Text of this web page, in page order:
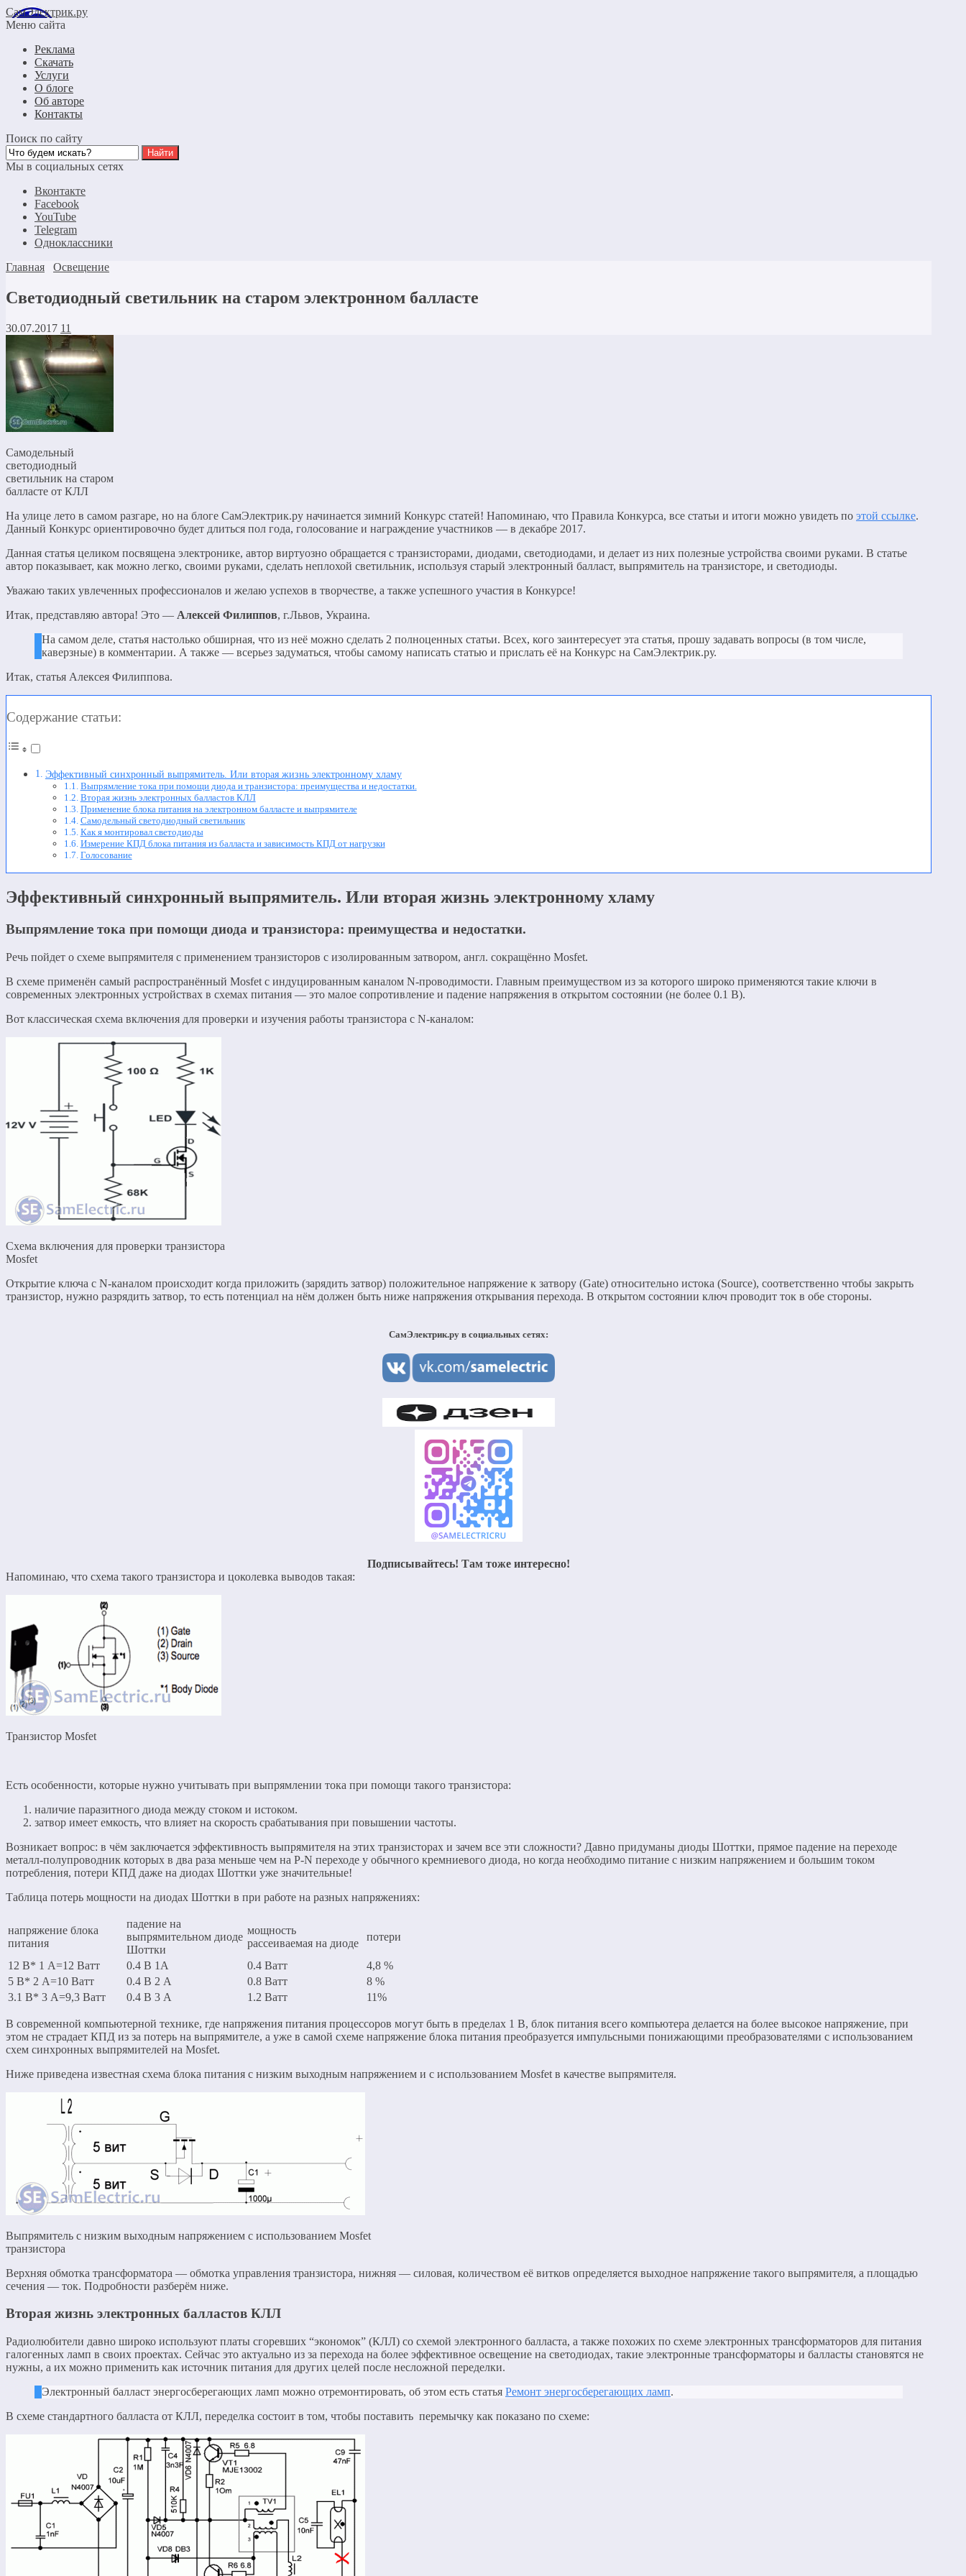
СамЭлектрик.ру
Меню сайта
Реклама
Скачать
Услуги
О блоге
Об авторе
Контакты
Поиск по сайту
Мы в социальных сетях
Вконтакте
Facebook
YouTube
Telegram
Одноклассники
Главная
Освещение
Светодиодный светильник на старом электронном балласте
30.07.2017 11
Самодельный
светодиодный
светильник на старом
балласте от КЛЛ
На улице лето в самом разгаре, но на блоге СамЭлектрик.ру начинается зимний Конкурс статей! Напоминаю, что Правила Конкурса, все статьи и итоги можно увидеть по этой ссылке.
Данный Конкурс ориентировочно будет длиться пол года, голосование и награждение участников — в декабре 2017.
Данная статья целиком посвящена электронике, автор виртуозно обращается с транзисторами, диодами, светодиодами, и делает из них полезные устройства своими руками. В статье
автор показывает, как можно легко, своими руками, сделать неплохой светильник, используя старый электронный балласт, выпрямитель на транзисторе, и светодиоды.
Уважаю таких увлеченных профессионалов и желаю успехов в творчестве, а также успешного участия в Конкурсе!
Итак, представляю автора! Это — Алексей Филиппов, г.Львов, Украина.
На самом деле, статья настолько обширная, что из неё можно сделать 2 полноценных статьи. Всех, кого заинтересует эта статья, прошу задавать вопросы (в том числе,
каверзные) в комментарии. А также — всерьез задуматься, чтобы самому написать статью и прислать её на Конкурс на СамЭлектрик.ру.
Итак, статья Алексея Филиппова.
Содержание статьи:
Эффективный синхронный выпрямитель. Или вторая жизнь электронному хламу
Выпрямление тока при помощи диода и транзистора: преимущества и недостатки.
Вторая жизнь электронных балластов КЛЛ
Применение блока питания на электронном балласте и выпрямителе
Самодельный светодиодный светильник
Как я монтировал светодиоды
Измерение КПД блока питания из балласта и зависимость КПД от нагрузки
Голосование
Эффективный синхронный выпрямитель. Или вторая жизнь электронному хламу
Выпрямление тока при помощи диода и транзистора: преимущества и недостатки.
Речь пойдет о схеме выпрямителя с применением транзисторов с изолированным затвором, англ. сокращённо Mosfet.
В схеме применён самый распространённый Mosfet с индуцированным каналом N-проводимости. Главным преимуществом из за которого широко применяются такие ключи в
современных электронных устройствах в схемах питания — это малое сопротивление и падение напряжения в открытом состоянии (не более 0.1 В).
Вот классическая схема включения для проверки и изучения работы транзистора с N-каналом:
Схема включения для проверки транзистора
Mosfet
Открытие ключа с N-каналом происходит когда приложить (зарядить затвор) положительное напряжение к затвору (Gate) относительно истока (Source), соответственно чтобы закрыть
транзистор, нужно разрядить затвор, то есть потенциал на нём должен быть ниже напряжения открывания перехода. В открытом состоянии ключ проводит ток в обе стороны.
СамЭлектрик.ру в социальных сетях:
Подписывайтесь! Там тоже интересно!
Напоминаю, что схема такого транзистора и цоколевка выводов такая:
Транзистор Mosfet
Есть особенности, которые нужно учитывать при выпрямлении тока при помощи такого транзистора:
наличие паразитного диода между стоком и истоком.
затвор имеет емкость, что влияет на скорость срабатывания при повышении частоты.
Возникает вопрос: в чём заключается эффективность выпрямителя на этих транзисторах и зачем все эти сложности? Давно придуманы диоды Шоттки, прямое падение на переходе
металл-полупроводник которых в два раза меньше чем на P-N переходе у обычного кремниевого диода, но когда необходимо питание с низким напряжением и большим током
потребления, потери КПД даже на диодах Шоттки уже значительные!
Таблица потерь мощности на диодах Шоттки в при работе на разных напряжениях:
напряжение блока
питания
падение на
выпрямительном диоде
Шоттки
мощность
рассеиваемая на диоде
потери
12 В* 1 А=12 Ватт 0.4 В 1А 0.4 Ватт
4,8 %
5 В* 2 А=10 Ватт
0.4 В 2 А 0.8 Ватт
8 %
3.1 В* 3 А=9,3 Ватт
0.4 В 3 А 1.2 Ватт 11%
В современной компьютерной технике, где напряжения питания процессоров могут быть в пределах 1 В, блок питания всего компьютера делается на более высокое напряжение, при
этом не страдает КПД из за потерь на выпрямителе, а уже в самой схеме напряжение блока питания преобразуется импульсными понижающими преобразователями с использованием
схем синхронных выпрямителей на Mosfet.
Ниже приведена известная схема блока питания с низким выходным напряжением и с использованием Mosfet в качестве выпрямителя.
Выпрямитель с низким выходным напряжением с использованием Mosfet
транзистора
Верхняя обмотка трансформатора — обмотка управления транзистора, нижняя — силовая, количеством её витков определяется выходное напряжение такого выпрямителя, а площадью
сечения — ток. Подробности разберём ниже.
Вторая жизнь электронных балластов КЛЛ
Радиолюбители давно широко используют платы сгоревших “экономок” (КЛЛ) со схемой электронного балласта, а также похожих по схеме электронных трансформаторов для питания
галогенных ламп в своих проектах. Сейчас это актуально из за перехода на более эффективное освещение на светодиодах, такие электронные трансформаторы и балласты становятся не
нужны, а их можно применить как источник питания для других целей после несложной переделки.
Электронный балласт энергосберегающих ламп можно отремонтировать, об этом есть статья Ремонт энергосберегающих ламп.
В схеме стандартного балласта от КЛЛ, переделка состоит в том, чтобы поставить перемычку как показано по схеме: